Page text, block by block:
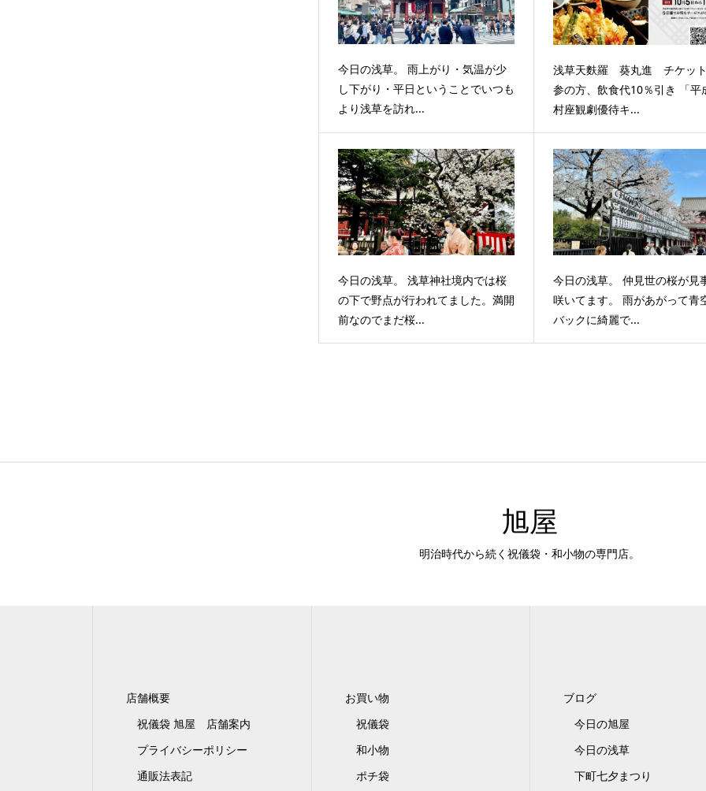
今日の浅草。 雨上がり・気温が少
し下がり・平日ということでいつも
より浅草を訪れ...
浅草天麩羅 葵丸進 チケッ
参の方、飲食代10％引き 「平
村座観劇優待キ...
今日の浅草。 浅草神社境内では桜
の下で野点が行われてました。満開
前なのでまだ桜...
今日の浅草。 仲見世の桜が見
咲いてます。 雨があがって青
バックに綺麗で...
旭屋
明治時代から続く祝儀袋・和小物の専門店。
店舗概要
祝儀袋 旭屋 店舗案内
プライバシーポリシー
通販法表記
お買い物
祝儀袋
和小物
ポチ袋
ブログ
今日の旭屋
今日の浅草
下町七夕まつり